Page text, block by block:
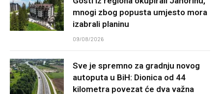
mnogi zbog popusta umjesto mora
izabrali planinu
09/08/2026
Sve je spremno za gradnju novog
autoputa u BiH: Dionica od 44
kilometra povezat će dva važna